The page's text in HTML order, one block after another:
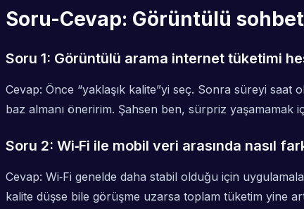
Soru-Cevap: Görüntülü
Soru 1: Görüntülü arama internet tüketimi
Cevap: Önce “yaklaşık kalite”yi seç. Sonra süreyi saat
baz almanı öneririm. Şahsen ben, sürpriz yaşamamak
Soru 2: Wi‑Fi ile mobil veri arasında nasıl
Cevap: Wi‑Fi genelde daha stabil olduğu için
kalite düşse bile görüşme uzarsa toplam tüketim yine